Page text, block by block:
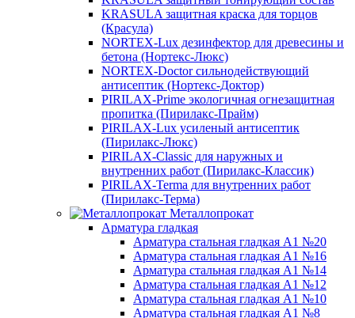
KRASULA защитная краска для торцов
(Красула)
NORTEX-Lux дезинфектор для древесины и
бетона (Нортекс-Люкс)
NORTEX-Doctor сильнодействующий
антисептик (Нортекс-Доктор)
PIRILAX-Prime экологичная огнезащитная
пропитка (Пирилакс-Прайм)
PIRILAX-Lux усиленый антисептик
(Пирилакс-Люкс)
PIRILAX-Classic для наружных и
внутренних работ (Пирилакс-Классик)
PIRILAX-Terma для внутренних работ
(Пирилакс-Терма)
Металлопрокат
Арматура гладкая
Арматура стальная гладкая А1 №20
Арматура стальная гладкая А1 №16
Арматура стальная гладкая А1 №14
Арматура стальная гладкая А1 №12
Арматура стальная гладкая А1 №10
Арматура стальная гладкая А1 №8